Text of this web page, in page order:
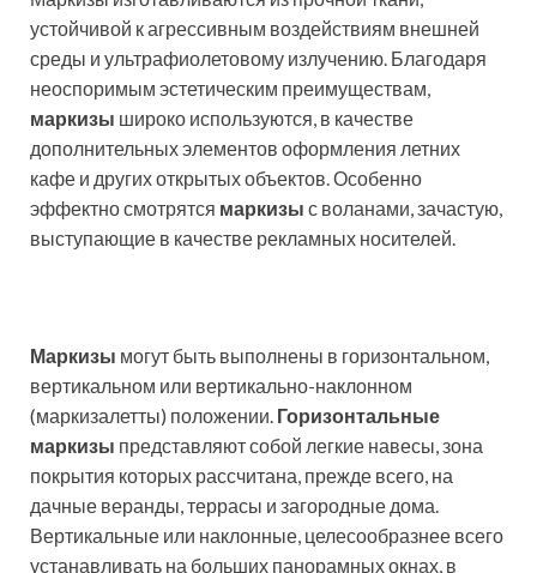
устойчивой к агрессивным воздействиям внешней
среды и ультрафиолетовому излучению. Благодаря
неоспоримым эстетическим преимуществам,
маркизы широко используются, в качестве
дополнительных элементов оформления летних
кафе и других открытых объектов. Особенно
эффектно смотрятся маркизы с воланами, зачастую,
выступающие в качестве рекламных носителей.
Маркизы могут быть выполнены в горизонтальном,
вертикальном или вертикально-наклонном
(маркизалетты) положении. Горизонтальные
маркизы представляют собой легкие навесы, зона
покрытия которых рассчитана, прежде всего, на
дачные веранды, террасы и загородные дома.
Вертикальные или наклонные, целесообразнее всего
устанавливать на больших панорамных окнах, в